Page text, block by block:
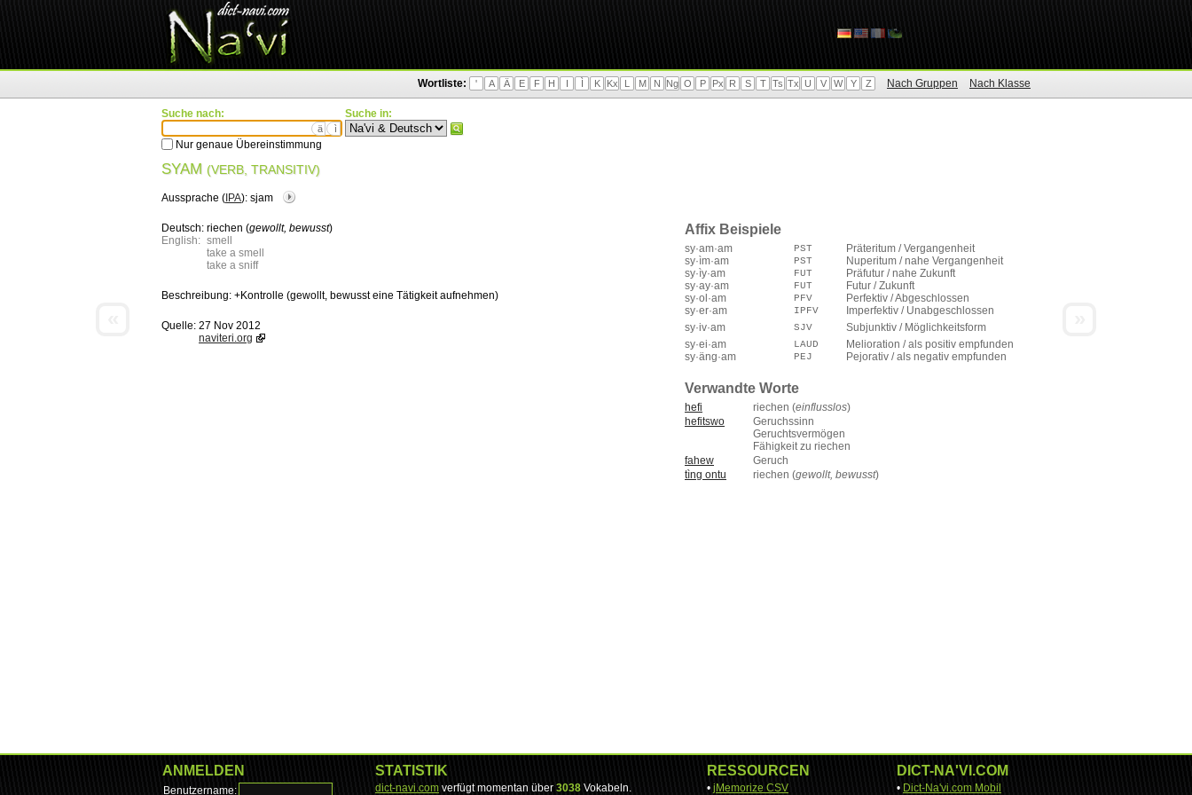
Wortliste: ' A Ä E F H I Ì K Kx L M N Ng O P Px R S T Ts Tx U V W Y Z Nach Gruppen Nach Klasse
Suche nach:
ä ì
Nur genaue Übereinstimmung
Suche in:
SYAM (VERB, TRANSITIV)
Aussprache ( IPA): sjam
Deutsch: riechen (gewollt, bewusst)
English: smell
take a smell
take a sniff
Beschreibung: +Kontrolle (gewollt, bewusst eine Tätigkeit aufnehmen)
Quelle: 27 Nov 2012
naviteri.org
Affix Beispiele
sy·am·am PST
Präteritum / Vergangenheit
sy·ìm·am
PST
Nuperitum / nahe Vergangenheit
sy·ìy·am
FUT
Präfutur / nahe Zukunft
sy·ay·am
FUT
Futur / Zukunft
sy·ol·am
PFV
Perfektiv / Abgeschlossen
sy·er·am
IPFV
Imperfektiv / Unabgeschlossen
sy·iv·am
SJV
Subjunktiv / Möglichkeitsform
sy·ei·am
LAUD
Melioration / als positiv empfunden
sy·äng·am
PEJ Pejorativ / als negativ empfunden
Verwandte Worte
hefi riechen (einflusslos)
hefitswo
Geruchssinn
Geruchtsvermögen
Fähigkeit zu riechen
fahew
Geruch
tìng ontu
riechen (gewollt, bewusst)
ANMELDEN
Benutzername:
STATISTIK
dict-navi.com verfügt momentan über 3038 Vokabeln.
RESSOURCEN
• jMemorize CSV
DICT-NA'VI.COM
• Dict-Na'vi.com Mobil